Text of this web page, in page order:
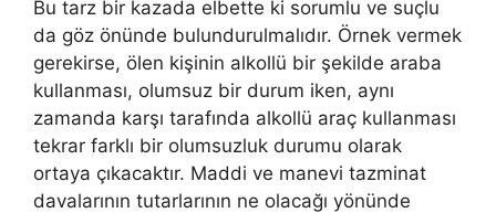
Bu tarz bir kazada elbette ki sorumlu ve suçlu
da göz önünde bulundurulmalıdır. Örnek vermek
gerekirse, ölen kişinin alkollü bir şekilde araba
kullanması, olumsuz bir durum iken, aynı
zamanda karşı tarafında alkollü araç kullanması
tekrar farklı bir olumsuzluk durumu olarak
ortaya çıkacaktır. Maddi ve manevi tazminat
davalarının tutarlarının ne olacağı yönünde